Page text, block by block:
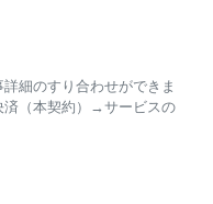
細のすり合わせができま
済（本契約）→サービスの